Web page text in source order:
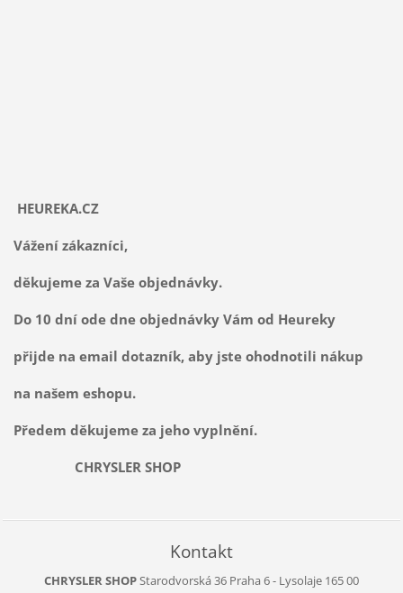
HEUREKA.CZ
Vážení zákazníci,
děkujeme za Vaše objednávky.
Do 10 dní ode dne objednávky Vám od Heureky
přijde na email dotazník, aby jste ohodnotili nákup
na našem eshopu.
Předem děkujeme za jeho vyplnění.
CHRYSLER SHOP
Kontakt
CHRYSLER SHOPStarodvorská 36 Praha 6 - Lysolaje 165 00